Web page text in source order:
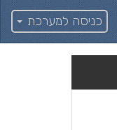
כניסה למערכת